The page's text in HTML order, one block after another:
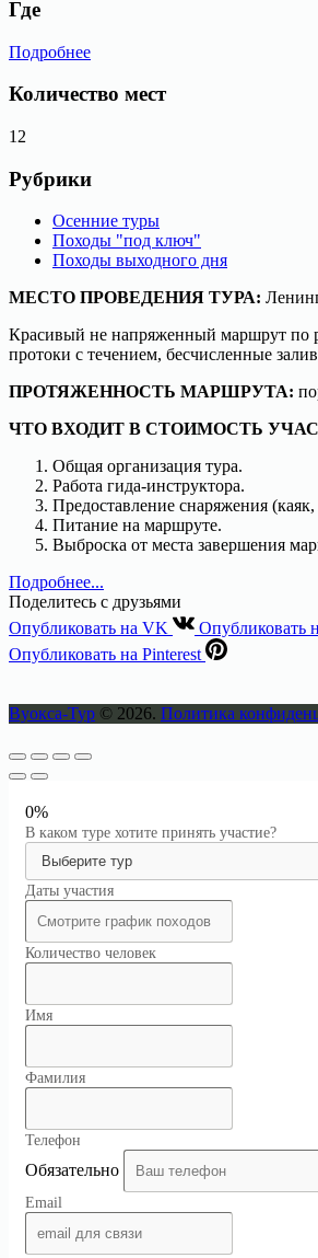
Где
Подробнее
Количество мест
12
Рубрики
Осенние туры
Походы "под ключ"
Походы выходного дня
МЕСТО ПРОВЕДЕНИЯ ТУРА:
Красивый не напряженный маршрут по
протоки с течением, бесчисленные
ПРОТЯЖЕННОСТЬ МАРШРУТА:
ЧТО ВХОДИТ В СТОИМОСТЬ
Общая организация тура.
Работа гида-инструктора.
Предоставление снаряжения
Питание на маршруте.
Выброска от места завершения
Подробнее...
Поделитесь с друзьями
Опубликовать на VK
Опубликовать
Опубликовать на Pinterest
Вуокса-Тур © 2026. Политика
0%
В каком туре хотите принять участие?
Даты участия
Количество человек
Имя
Фамилия
Телефон
Обязательно
Email